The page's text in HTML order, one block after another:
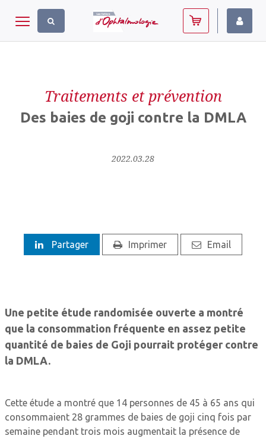
Toggle navigation
Traitements et prévention
Des baies de goji contre la DMLA
2022.03.28
Partager Imprimer Email
Une petite étude randomisée ouverte a montré
que la consommation fréquente en assez petite
quantité de baies de Goji pourrait protéger contre
la DMLA.
Cette étude a montré que 14 personnes de 45 à 65 ans qui
consommaient 28 grammes de baies de goji cinq fois par
semaine pendant trois mois augmentait la présence de
Panneau de gestion des cookies